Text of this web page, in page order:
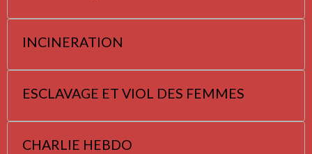
INCINERATION
ESCLAVAGE ET VIOL DES FEMMES
CHARLIE HEBDO